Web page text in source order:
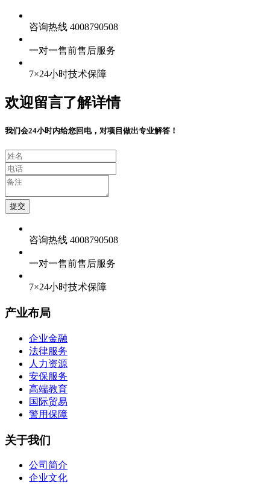
咨询热线 4008790508
一对一售前售后服务
7×24小时技术保障
欢迎留言了解详情
我们会24小时内给您回电，对项目做出专业解答！
提交
咨询热线 4008790508
一对一售前售后服务
7×24小时技术保障
产业布局
企业金融
法律服务
人力资源
安保服务
高端教育
国际贸易
警用保障
关于我们
公司简介
企业文化